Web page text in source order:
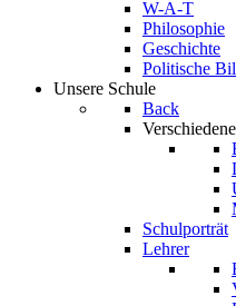
W-A-T
Philosophie
Geschichte
Politische
Unsere Schule
Back
Schulporträt
Lehrer